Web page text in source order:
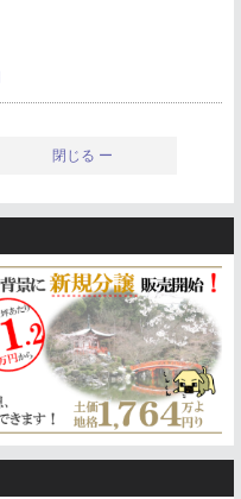
閉じる ー